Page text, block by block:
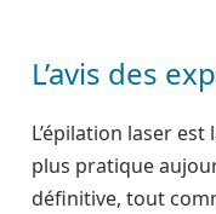
L’avis des
L’épilation laser
plus pratique
définitive, tout